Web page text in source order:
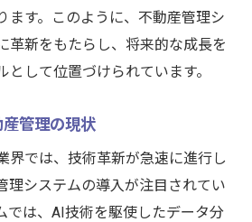
入事例に学ぶ成功への道
の未来を担う技術革新の可能性
分析で実現する東京都の不動産
活用で不動産運用を最適化する
実現する自動化機能の導入効
ます。このように、不動産管理シ
革新をもたらし、将来的な成長を
して位置づけられています。
管理の現状
界では、技術革新が急速に進行し
理システムの導入が注目されてい
では、AI技術を駆使したデータ分